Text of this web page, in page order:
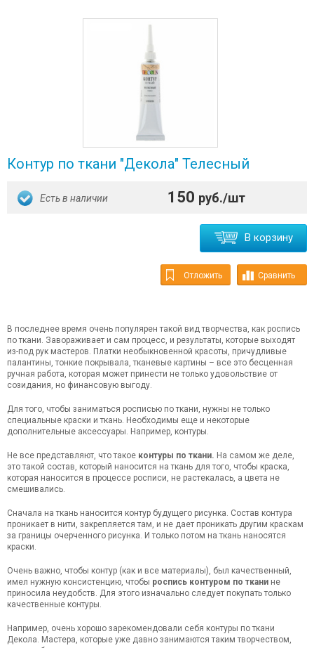
Контур по ткани "Декола" Телесный
Есть в наличии 150 руб./шт
В корзину
Отложить Сравнить
В последнее время очень популярен такой вид творчества, как роспись
по ткани. Завораживает и сам процесс, и результаты, которые выходят
из-под рук мастеров. Платки необыкновенной красоты, причудливые
палантины, тонкие покрывала, тканевые картины – все это бесценная
ручная работа, которая может принести не только удовольствие от
созидания, но финансовую выгоду.
Для того, чтобы заниматься росписью по ткани, нужны не только
специальные краски и ткань. Необходимы еще и некоторые
дополнительные аксессуары. Например, контуры.
Не все представляют, что такое контуры по ткани. На самом же деле,
это такой состав, который наносится на ткань для того, чтобы краска,
которая наносится в процессе росписи, не растекалась, а цвета не
смешивались.
Сначала на ткань наносится контур будущего рисунка. Состав контура
проникает в нити, закрепляется там, и не дает проникать другим краскам
за границы очерченного рисунка. И только потом на ткань наносятся
краски.
Очень важно, чтобы контур (как и все материалы), был качественный,
имел нужную консистенцию, чтобы роспись контуром по ткани не
приносила неудобств. Для этого изначально следует покупать только
качественные контуры.
Например, очень хорошо зарекомендовали себя контуры по ткани
Декола. Мастера, которые уже давно занимаются таким творчеством,